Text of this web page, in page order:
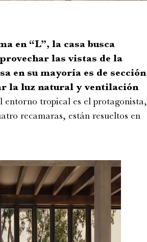
en “L”, la casa busca
las vistas de la
en su mayoría es de sección
la luz natural y ventilación
entorno tropical es el protagonista,
recamaras, están resueltos en